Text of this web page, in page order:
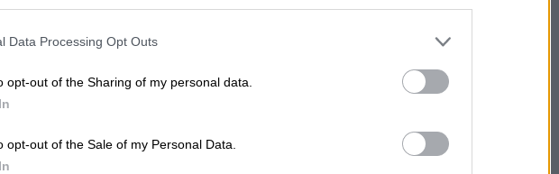
Data Processing Opt Outs
opt-out of the Sharing of my personal data.
opt-out of the Sale of my Personal Data.
repentino y, además, cuál será el
volcán canario. Ya en las últimas horas había
de la Palma, uno de ellos con más de 3
hacía atisbar esta detención repentina de la
parón han recogido la gran explosión